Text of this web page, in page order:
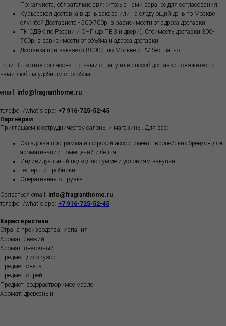
Пожалуйста, обязательно свяжитесь с нами заранее для согласования.
Курьерская доставка в день заказа или на следующий день по Москве
службой Достависта - 500-700р, в зависимости от адреса доставки.
ТК СДЭК по России и СНГ (до ПВЗ и двери). Стоимость доставки 300-
700р, в зависимости от объёма и адреса доставки
Доставка при заказе от 8000р. по Москве и РФ бесплатно
Если Вы хотите согласовать с нами оплату или способ доставки , свяжитесь с
нами любым удобным способом:
email: info@fragranthome.ru
телефон/what`s app: +7 916-725-52-45
Партнёрам
Приглашаем к сотрудничеству салоны и магазины. Для вас:
Складская программа и широкий ассортимент Европейских брендов для
ароматизации помещений и белья
Индивидуальный подход по сумме и условиям закупки
Тестеры и пробники
Оперативная отгрузка
Связаться email: info@fragranthome.ru
телефон/what`s app: +7 916-725-52-45
Характеристики
Страна производства: Испания
Аромат: свежий
Аромат: цветочный
Предмет: диффузор
Предмет: свеча
Предмет: спрей
Предмет: водорастворимое масло
Аромат: древесный